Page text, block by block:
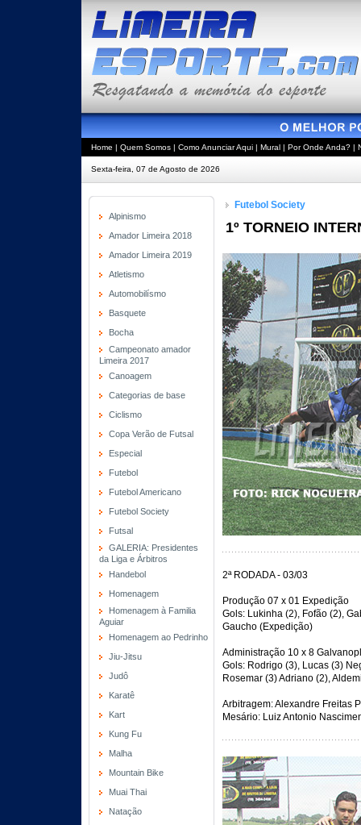
Home | Quem Somos | Como Anunciar Aqui | Mural | Por Onde Anda? |
Sexta-feira, 07 de Agosto de 2026
Alpinismo
Amador Limeira 2018
Amador Limeira 2019
Atletismo
Automobilísmo
Basquete
Bocha
Campeonato amador
Limeira 2017
Canoagem
Categorias de base
Ciclismo
Copa Verão de Futsal
Especial
Futebol
Futebol Americano
Futebol Society
Futsal
GALERIA: Presidentes
da Liga e Árbitros
Handebol
Homenagem
Homenagem à Familia
Aguiar
Homenagem ao Pedrinho
Jiu-Jitsu
Judô
Karatê
Kart
Kung Fu
Malha
Mountain Bike
Muai Thai
Natação
Futebol Society
1º TORNEIO
2ª RODADA - 03/03
Produção 07 x 01 Expedição
Gols: Lukinha (2), Fofão (2),
Gaucho (Expedição)
Administração 10 x 8
Gols: Rodrigo (3), Lucas (3)
Rosemar (3) Adriano (2),
Arbitragem: Alexandre Freitas
Mesário: Luiz Antonio